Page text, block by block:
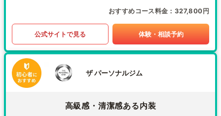
おすすめコース料金 327,800円
公式サイトで見る 体験・相談予約
ザ パーソナルジム
高級感・清潔感ある内装